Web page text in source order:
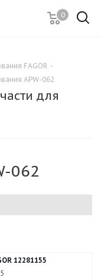
0
FAGOR -
APW-062
для
062
12281155